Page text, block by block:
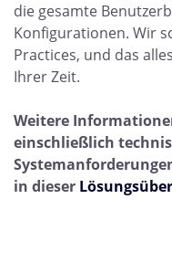
die gesamte
Konfigurationen. Wir
Practices, und das
Ihrer Zeit.
Weitere
einschließlich
in dieser